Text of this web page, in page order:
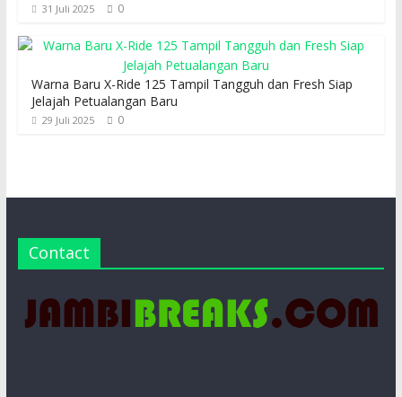
31 Juli 2025 0
Warna Baru X-Ride 125 Tampil Tangguh dan Fresh Siap
Jelajah Petualangan Baru
29 Juli 2025 0
Contact